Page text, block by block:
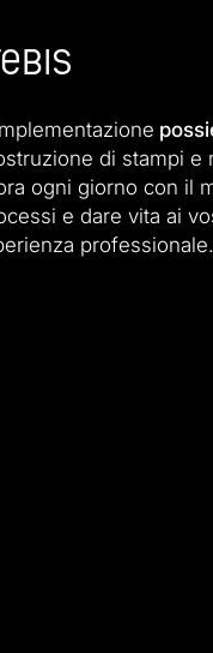
di stampi
ogni giorno con il
e dare vita ai
professionale.